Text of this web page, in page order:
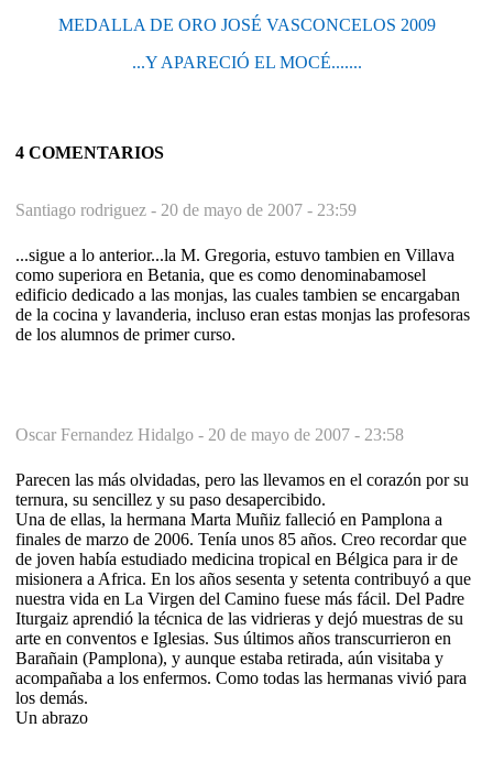
MEDALLA DE ORO JOSÉ VASCONCELOS 2009
...Y APARECIÓ EL MOCÉ.......
4 COMENTARIOS
Santiago rodriguez - 20 de mayo de 2007 - 23:59
...sigue a lo anterior...la M. Gregoria, estuvo tambien en Villava
como superiora en Betania, que es como denominabamosel
edificio dedicado a las monjas, las cuales tambien se encargaban
de la cocina y lavanderia, incluso eran estas monjas las profesoras
de los alumnos de primer curso.
Oscar Fernandez Hidalgo - 20 de mayo de 2007 - 23:58
Parecen las más olvidadas, pero las llevamos en el corazón por su
ternura, su sencillez y su paso desapercibido.
Una de ellas, la hermana Marta Muñiz falleció en Pamplona a
finales de marzo de 2006. Tenía unos 85 años. Creo recordar que
de joven había estudiado medicina tropical en Bélgica para ir de
misionera a Africa. En los años sesenta y setenta contribuyó a que
nuestra vida en La Virgen del Camino fuese más fácil. Del Padre
Iturgaiz aprendió la técnica de las vidrieras y dejó muestras de su
arte en conventos e Iglesias. Sus últimos años transcurrieron en
Barañain (Pamplona), y aunque estaba retirada, aún visitaba y
acompañaba a los enfermos. Como todas las hermanas vivió para
los demás.
Un abrazo